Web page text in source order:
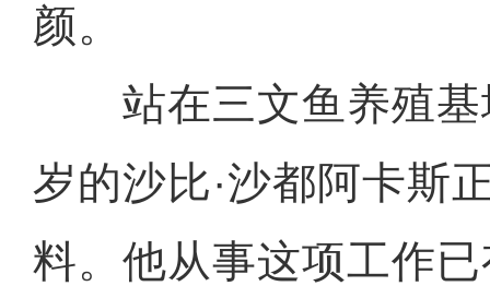
颜。
站在三文鱼养殖基
岁的沙比·沙都阿卡斯
料。他从事这项工作